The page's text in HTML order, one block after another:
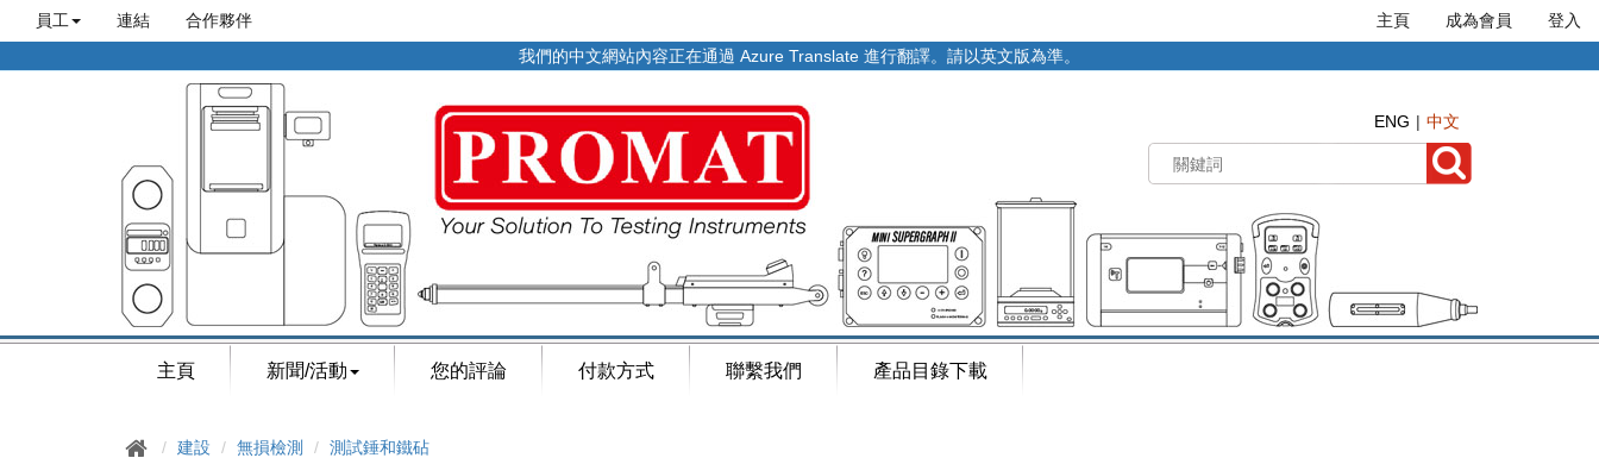
員工 連結 合作夥伴 主頁 成為會員
登入
我們的中文網站內容正在通過 Azure Translate 進行翻譯。請以英文版為準。
ENG 中文
主頁 新聞/活動 您的評論 付款方式 聯繫我們 產品目錄下載
建設 無損檢測 測試錘和鐵砧